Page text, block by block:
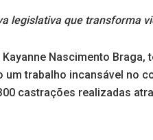
legislativa que transforma
Nascimento Braga,
um trabalho incansável no
castrações realizadas